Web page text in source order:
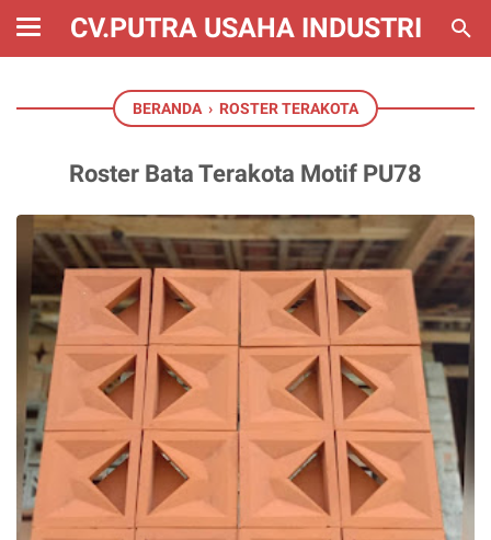
CV.PUTRA USAHA INDUSTRI
BERANDA › ROSTER TERAKOTA
Roster Bata Terakota Motif PU78